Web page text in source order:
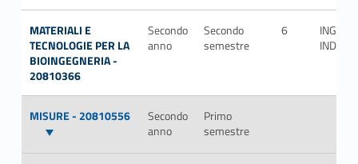
MATERIALI E
TECNOLOGIE PER LA
BIOINGEGNERIA -
20810366
Secondo
anno
Secondo
semestre
6
ING-
IND/16
MISURE - 20810556
Secondo
anno
Primo
semestre